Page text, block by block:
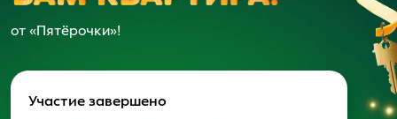
от «Пятёрочки»!
Участие завершено